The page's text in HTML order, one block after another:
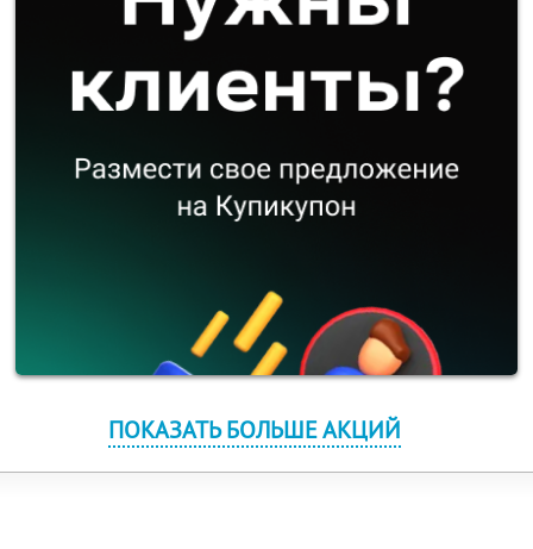
ПОКАЗАТЬ БОЛЬШЕ АКЦИЙ